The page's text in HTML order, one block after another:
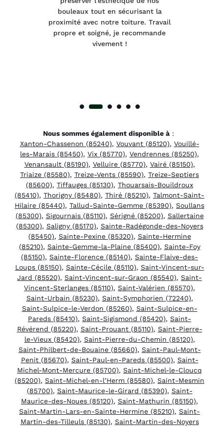
bouleaux tout en sécurisant la
proximité avec notre toiture. Travail
propre et soigné, je recommande
vivement !
Nous sommes également disponible à:
Xanton-Chassenon (85240), Vouvant (85120), Vouillé-
les-Marais (85450), Vix (85770), Vendrennes (85250),
Venansault (85190), Velluire (85770), Vairé (85150),
Triaize (85580), Treize-Vents (85590), Treize-Septiers
(85600), Tiffauges (85130), Thouarsais-Bouildroux
(85410), Thorigny (85480), Thiré (85210), Talmont-Saint-
Hilaire (85440), Tallud-Sainte-Gemme (85390), Soullans
(85300), Sigournais (85110), Sérigné (85200), Sallertaine
(85300), Saligny (85170), Sainte-Radégonde-des-Noyers
(85450), Sainte-Pexine (85320), Sainte-Hermine
(85210), Sainte-Gemme-la-Plaine (85400), Sainte-Foy
(85150), Sainte-Florence (85140), Sainte-Flaive-des-
Loups (85150), Sainte-Cécile (85110), Saint-Vincent-sur-
Jard (85520), Saint-Vincent-sur-Graon (85540), Saint-
Vincent-Sterlanges (85110), Saint-Valérien (85570),
Saint-Urbain (85230), Saint-Symphorien (72240),
Saint-Sulpice-le-Verdon (85260), Saint-Sulpice-en-
Pareds (85410), Saint-Sigismond (85420), Saint-
Révérend (85220), Saint-Prouant (85110), Saint-Pierre-
le-Vieux (85420), Saint-Pierre-du-Chemin (85120),
Saint-Philbert-de-Bouaine (85660), Saint-Paul-Mont-
Penit (85670), Saint-Paul-en-Pareds (85500), Saint-
Michel-Mont-Mercure (85700), Saint-Michel-le-Cloucq
(85200), Saint-Michel-en-l’Herm (85580), Saint-Mesmin
(85700), Saint-Maurice-le-Girard (85390), Saint-
Maurice-des-Noues (85120), Saint-Mathurin (85150),
Saint-Martin-Lars-en-Sainte-Hermine (85210), Saint-
Martin-des-Tilleuls (85130), Saint-Martin-des-Noyers